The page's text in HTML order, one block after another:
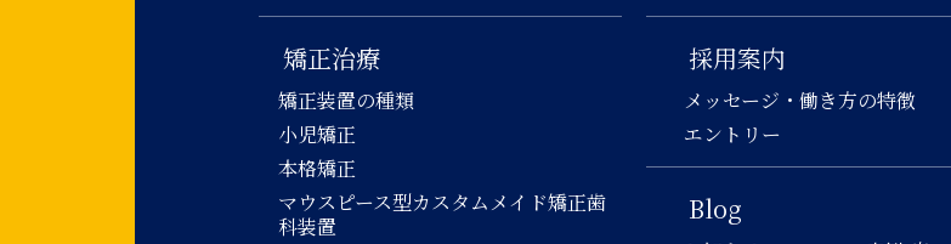
矯正治療
矯正装置の種類
小児矯正
本格矯正
マウスピース型カスタムメイド矯正歯
科装置
採用案内
メッセージ・働き方の特徴
エントリー
Blog